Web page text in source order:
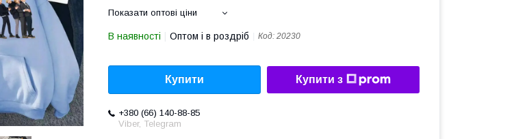
Показати оптові ціни
В наявності Оптом і в роздріб Код: 20230
Купити Купити з
+380 (66) 140-88-85
Viber, Telegram